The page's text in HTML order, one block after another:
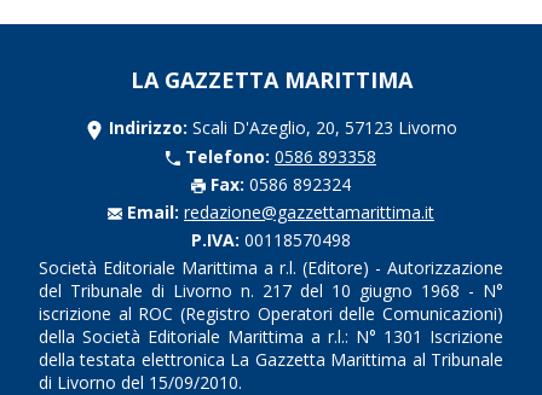
LA GAZZETTA MARITTIMA
Indirizzo: Scali D'Azeglio, 20, 57123 Livorno
Telefono: 0586 893358
Fax: 0586 892324
Email: redazione@gazzettamarittima.it
P.IVA: 00118570498
Società Editoriale Marittima a r.l. (Editore) - Autorizzazione
del Tribunale di Livorno n. 217 del 10 giugno 1968 - N°
iscrizione al ROC (Registro Operatori delle Comunicazioni)
della Società Editoriale Marittima a r.l.: N° 1301 Iscrizione
della testata elettronica La Gazzetta Marittima al Tribunale
di Livorno del 15/09/2010.